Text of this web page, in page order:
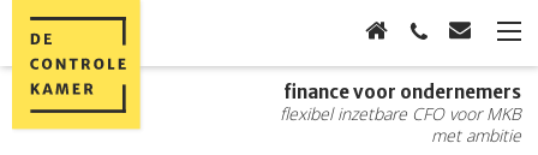
finance voor ondernemers
flexibel inzetbare CFO voor MKB
met ambitie